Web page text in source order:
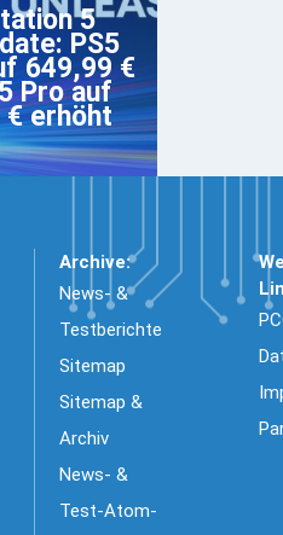
5
PS5
649,99 €
Pro auf
erhöht
Archive:
News- &
Testberichte
Sitemap
Sitemap &
Archiv
News- &
Test-Atom-